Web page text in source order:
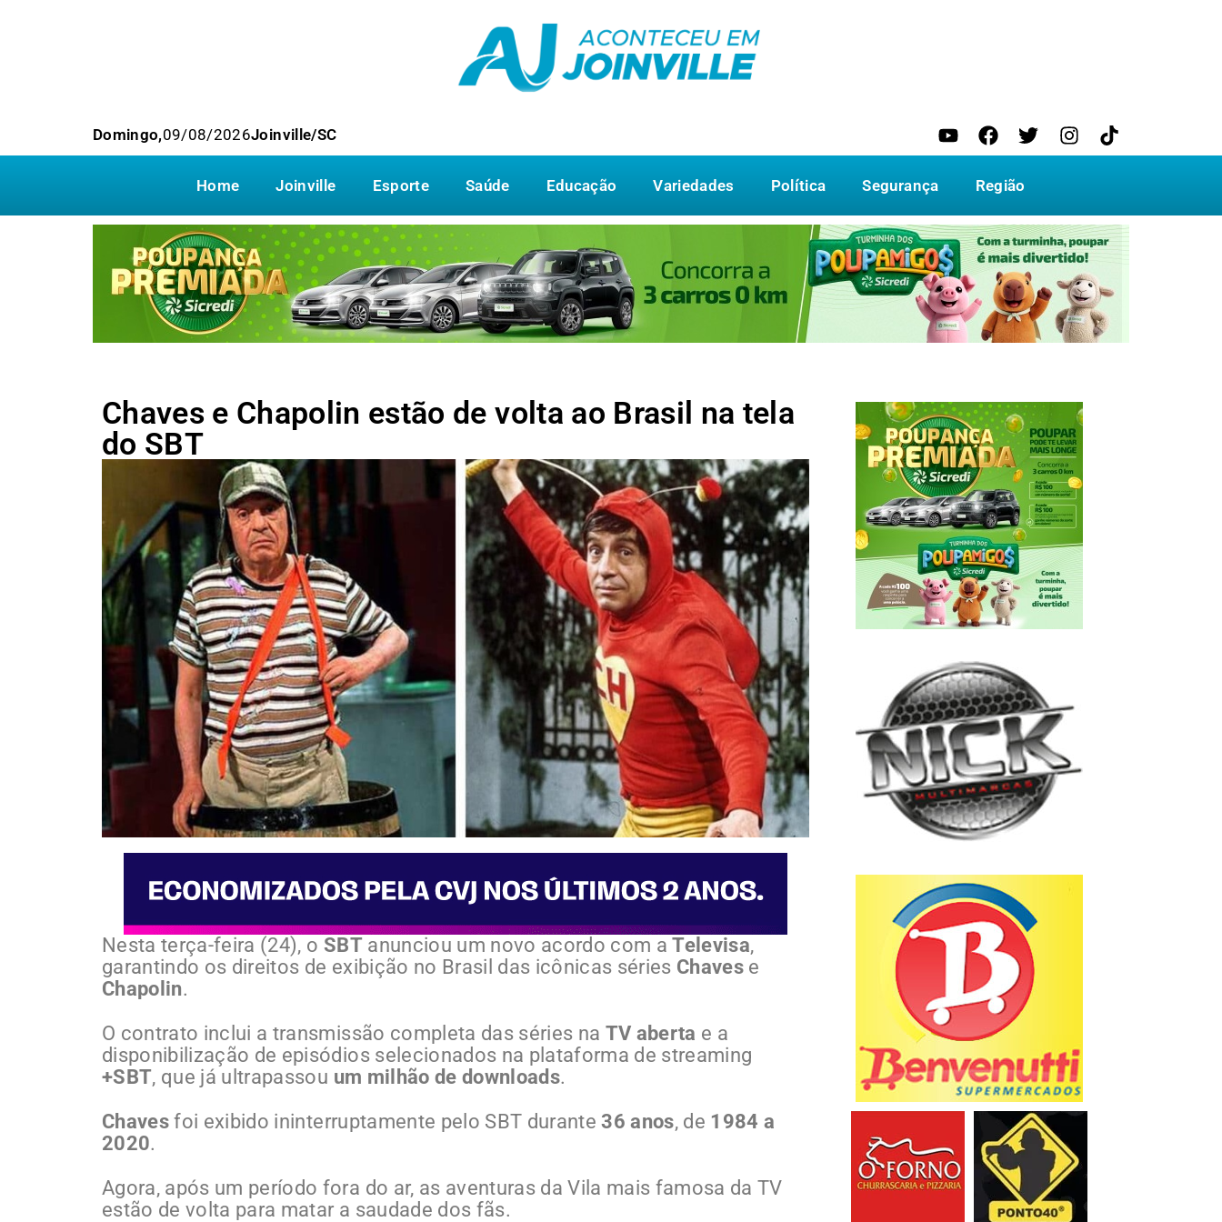
Domingo,09/08/2026Joinville/SC
Home Joinville Esporte Saúde Educação Variedades Política Segurança Região
Chaves e Chapolin estão de volta ao Brasil na tela
do SBT
Nesta terça-feira (24), o SBTanunciou um novo acordo com aTelevisa,
garantindo os direitos de exibição no Brasil das icônicas séries Chaves e
Chapolin.
O contrato inclui a transmissão completa das séries na TV aberta e a
disponibilização de episódios selecionados na plataforma de streaming
+SBT, que já ultrapassou um milhão de downloads.
Chaves foi exibido ininterruptamente pelo SBT durante36 anos, de 1984 a
2020.
Agora, após um período fora do ar, as aventuras da Vila mais famosa da TV
estão de volta para matar a saudade dos fãs.